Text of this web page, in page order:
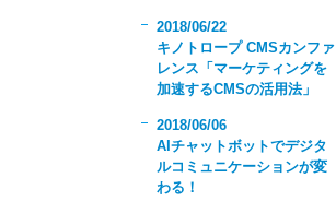
2018/06/22
キノトロープ CMSカンファ
レンス「マーケティングを
加速するCMSの活用法」
2018/06/06
AIチャットボットでデジタ
ルコミュニケーションが変
わる！